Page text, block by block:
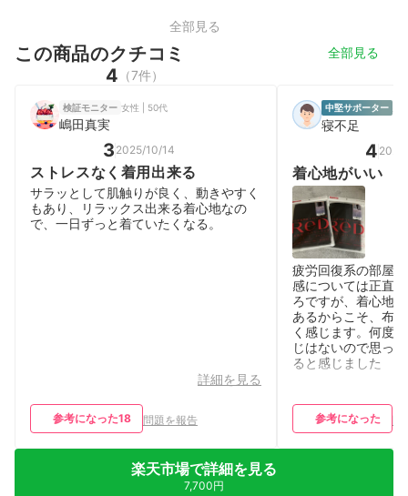
全部見る
この商品のクチコミ 全部見る
4 （7件）
検証モニター 女性 | 50代
嶋田真実
3 2025/10/14
ストレスなく着用出来る
サラッとして肌触りが良く、動きやすく
もあり、リラックス出来る着心地なの
で、一日ずっと着ていたくなる。
詳細を見る
参考になった18 問題を報告
中堅サポーター
寝不足
4
着心地がいい
疲労回復系の部屋
感については正直
ろですが、着心地
あるからこそ、布
く感じます。何度
じはないので思っ
ると感じました
参考になった
楽天市場で詳細を見る
7,700円